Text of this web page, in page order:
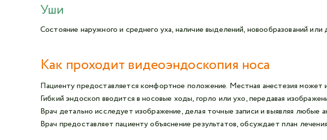
Уши
Состояние наружного и среднего уха, наличие выделений, новообразований или
Как проходит видеоэндоскопия носа
Пациенту предоставляется комфортное положение. Местная анестезия может
Гибкий эндоскоп вводится в носовые ходы, горло или ухо, передавая
Врач детально исследует изображение, делая точные записи и выявляя любые
Врач предоставляет пациенту объяснение результатов, обсуждает план